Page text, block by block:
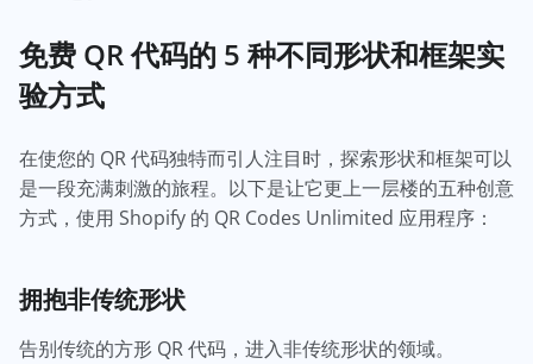
免费 QR 代码的 5 种不同形状和框架实
验方式
在使您的 QR 代码独特而引人注目时，探索形状和框架可以
是一段充满刺激的旅程。以下是让它更上一层楼的五种创意
方式，使用 Shopify 的 QR Codes Unlimited 应用程序：
拥抱非传统形状
告别传统的方形 QR 代码，进入非传统形状的领域。